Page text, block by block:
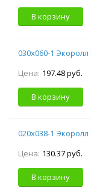
В корзину
030х060-1
Цена: 197.48 руб.
В корзину
020х038-1
Цена: 130.37 руб.
В корзину